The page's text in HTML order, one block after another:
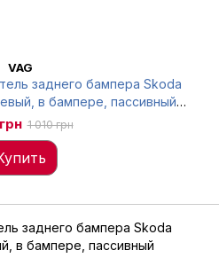
VAG
заднего бампера Skoda
в бампере, пассивный
5E5945105A
1 010 грн